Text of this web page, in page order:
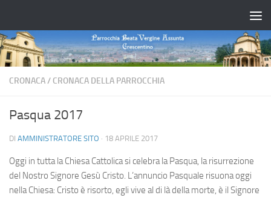
CRONACA/ CRONACA DELLA PARROCCHIA
Pasqua 2017
DI AMMINISTRATORE SITO · 18 APRILE 2017
Oggi in tutta la Chiesa Cattolica si celebra la Pasqua, la risurrezione
del Nostro Signore Gesù Cristo. L’annuncio Pasquale risuona oggi
nella Chiesa: Cristo è risorto, egli vive al di là della morte, è il Signore